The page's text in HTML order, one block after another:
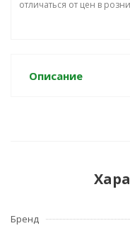
отличаться от цен в
Описание
Бренд